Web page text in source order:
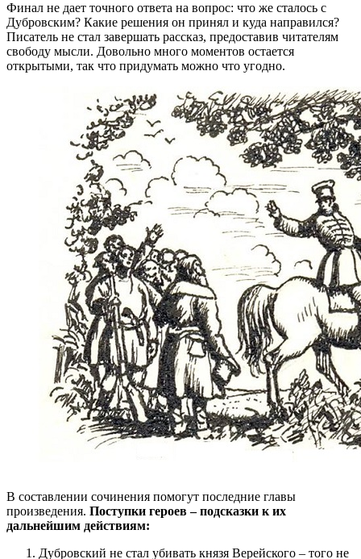
Финал не дает точного ответа на вопрос: что же сталось с
Дубровским? Какие решения он принял и куда направился?
Писатель не стал завершать рассказ, предоставив читателям
свободу мысли. Довольно много моментов остается
открытыми, так что придумать можно что угодно.
В составлении сочинения помогут последние главы
произведения. Поступки героев – подсказки к их
дальнейшим действиям:
Дубровский не стал убивать князя Верейского – того не